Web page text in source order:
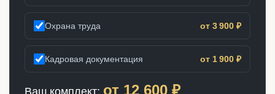
Охрана труда от 3 900 ₽
Кадровая документация от 1 900 ₽
от 12 600 ₽